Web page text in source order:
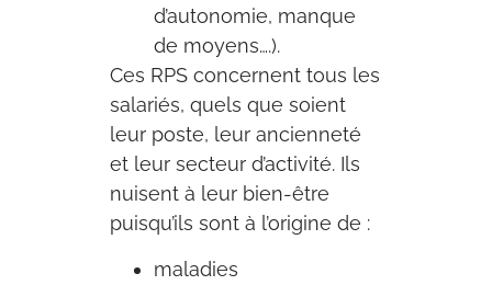
d’autonomie, manque
de moyens….).
Ces RPS concernent tous les
salariés, quels que soient
leur poste, leur ancienneté
et leur secteur d’activité. Ils
nuisent à leur bien-être
puisqu’ils sont à l’origine de :
maladies